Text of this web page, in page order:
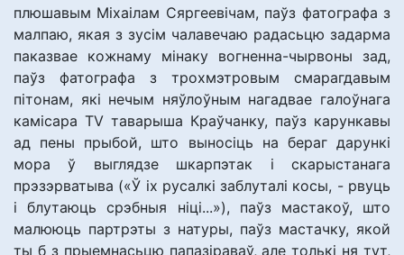
плюшавым Міхаілам Сяргеевічам, паўз фатографа з
малпаю, якая з зусім чалавечаю радасьцю задарма
паказвае кожнаму мінаку вогненна-чырвоны зад,
паўз фатографа з трохмэтровым смарагдавым
пітонам, які нечым няўлоўным нагадвае галоўнага
камісара TV таварыша Краўчанку, паўз карункавы
ад пены прыбой, што выносіць на бераг дарункі
мора ў выглядзе шкарпэтак і скарыстанага
прэзэрватыва («Ў іх русалкі заблуталі косы, - рвуць
і блутаюць срэбныя ніці...»), паўз мастакоў, што
малююць партрэты з натуры, паўз мастачку, якой
ты б з прыемнасьцю папазіраваў, але толькі ня тут,